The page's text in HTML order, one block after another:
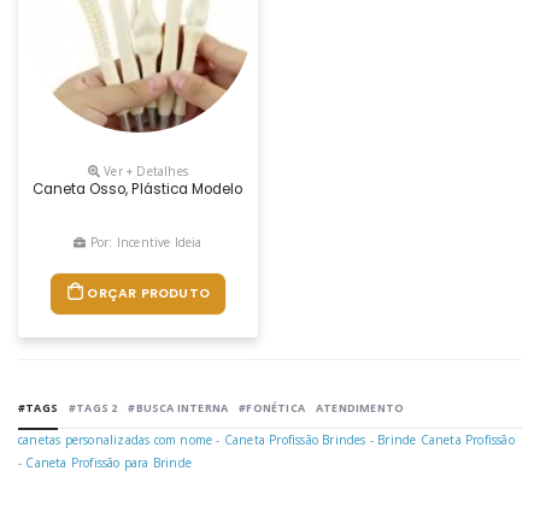
Ver + Detalhes
Caneta Osso, Plástica Modelo Osso, Caneta Com Escrita
Por: Incentive Ideia
ORÇAR PRODUTO
#TAGS #TAGS 2 #BUSCA INTERNA #FONÉTICA ATENDIMENTO
canetas personalizadas com nome - Caneta Profissão Brindes - Brinde Caneta Profissão
- Caneta Profissão para Brinde